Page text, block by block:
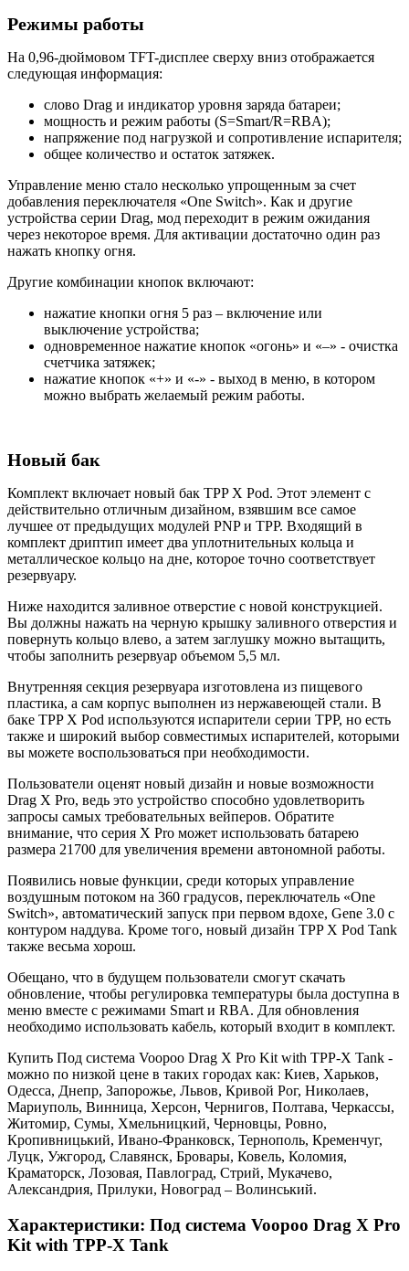
Режимы работы
На 0,96-дюймовом TFT-дисплее сверху вниз отображается
следующая информация:
слово Drag и индикатор уровня заряда батареи;
мощность и режим работы (S=Smart/R=RBA);
напряжение под нагрузкой и сопротивление испарителя;
общее количество и остаток затяжек.
Управление меню стало несколько упрощенным за счет
добавления переключателя «One Switch». Как и другие
устройства серии Drag, мод переходит в режим ожидания
через некоторое время. Для активации достаточно один раз
нажать кнопку огня.
Другие комбинации кнопок включают:
нажатие кнопки огня 5 раз – включение или
выключение устройства;
одновременное нажатие кнопок «огонь» и «–» - очистка
счетчика затяжек;
нажатие кнопок «+» и «-» - выход в меню, в котором
можно выбрать желаемый режим работы.
Новый бак
Комплект включает новый бак TPP X Pod. Этот элемент с
действительно отличным дизайном, взявшим все самое
лучшее от предыдущих модулей PNP и TPP. Входящий в
комплект дриптип имеет два уплотнительных кольца и
металлическое кольцо на дне, которое точно соответствует
резервуару.
Ниже находится заливное отверстие с новой конструкцией.
Вы должны нажать на черную крышку заливного отверстия и
повернуть кольцо влево, а затем заглушку можно вытащить,
чтобы заполнить резервуар объемом 5,5 мл.
Внутренняя секция резервуара изготовлена ​​из пищевого
пластика, а сам корпус выполнен из нержавеющей стали. В
баке TPP X Pod используются испарители серии TPP, но есть
также и широкий выбор совместимых испарителей, которыми
вы можете воспользоваться при необходимости.
Пользователи оценят новый дизайн и новые возможности
Drag X Pro, ведь это устройство способно удовлетворить
запросы самых требовательных вейперов. Обратите
внимание, что серия X Pro может использовать батарею
размера 21700 для увеличения времени автономной работы.
Появились новые функции, среди которых управление
воздушным потоком на 360 градусов, переключатель «One
Switch», автоматический запуск при первом вдохе, Gene 3.0 с
контуром наддува. Кроме того, новый дизайн TPP X Pod Tank
также весьма хорош.
Обещано, что в будущем пользователи смогут скачать
обновление, чтобы регулировка температуры была доступна в
меню вместе с режимами Smart и RBA. Для обновления
необходимо использовать кабель, который входит в комплект.
Купить Под система Voopoo Drag X Pro Kit with TPP-X Tank -
можно по низкой цене в таких городах как: Киев, Харьков,
Одесса, Днепр, Запорожье, Львов, Кривой Рог, Николаев,
Мариуполь, Винница, Херсон, Чернигов, Полтава, Черкассы,
Житомир, Сумы, Хмельницкий, Черновцы, Ровно,
Кропивницький, Ивано-Франковск, Тернополь, Кременчуг,
Луцк, Ужгород, Славянск, Бровары, Ковель, Коломия,
Краматорск, Лозовая, Павлоград, Стрий, Мукачево,
Александрия, Прилуки, Новоград – Волинський.
Характеристики: Под система Voopoo Drag X Pro
Kit with TPP-X Tank